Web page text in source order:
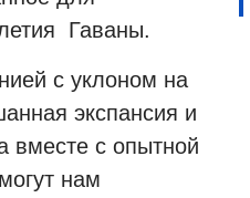
Гаваны.
с уклоном на
экспансия и
вместе с опытной
нам